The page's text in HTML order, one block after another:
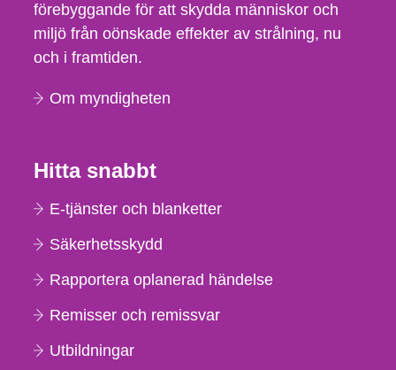
förebyggande för att skydda människor och
miljö från oönskade effekter av strålning, nu
och i framtiden.
Om myndigheten
Hitta snabbt
E-tjänster och blanketter
Säkerhetsskydd
Rapportera oplanerad händelse
Remisser och remissvar
Utbildningar